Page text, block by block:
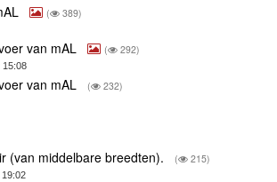
( 389)
van mAL ( 292)
15:08
van mAL ( 232)
(van middelbare breedten). ( 215)